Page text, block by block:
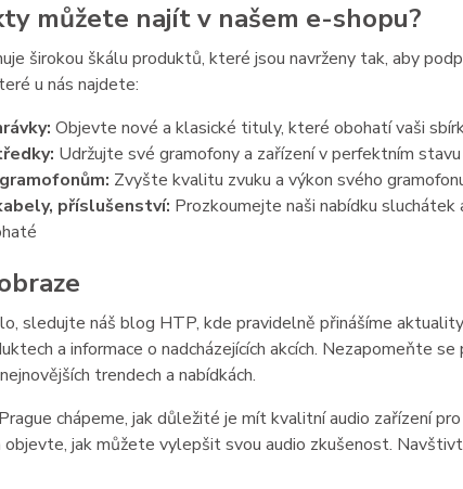
můžete najít v našem e-shopu?
širokou škálu produktů, které jsou navrženy tak, aby
u nás najdete:
Objevte nové a klasické tituly, které obohatí vaši
Udržujte své gramofony a zařízení v perfektním
Zvyšte kvalitu zvuku a výkon svého
příslušenství: Prozkoumejte naši nabídku
sledujte náš blog HTP, kde pravidelně přinášíme
a informace o nadcházejících akcích. Nezapomeňte
trendech a nabídkách.
chápeme, jak důležité je mít kvalitní audio zařízení
objevte, jak můžete vylepšit svou audio zkušenost.